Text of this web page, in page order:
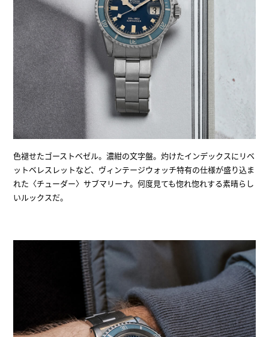
色褪せたゴーストベゼル。濃紺の文字盤。灼けたインデックスにリベ
ットベレスレットなど、ヴィンテージウォッチ特有の仕様が盛り込ま
れた〈チューダー〉サブマリーナ。何度見ても惚れ惚れする素晴らし
いルックスだ。